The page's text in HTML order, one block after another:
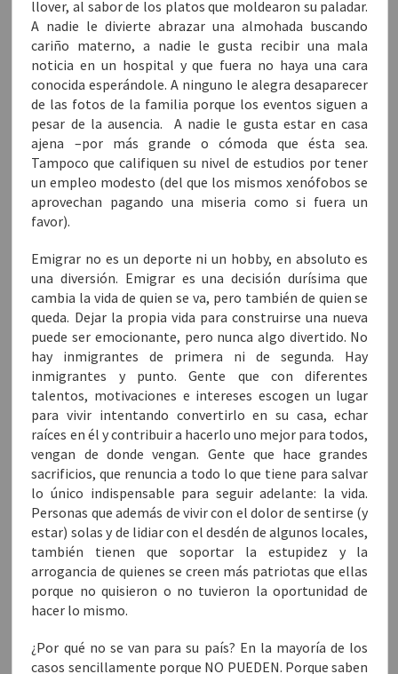
llover, al sabor de los platos que moldearon su paladar.
A nadie le divierte abrazar una almohada buscando
cariño materno, a nadie le gusta recibir una mala
noticia en un hospital y que fuera no haya una cara
conocida esperándole. A ninguno le alegra desaparecer
de las fotos de la familia porque los eventos siguen a
pesar de la ausencia. A nadie le gusta estar en casa
ajena –por más grande o cómoda que ésta sea.
Tampoco que califiquen su nivel de estudios por tener
un empleo modesto (del que los mismos xenófobos se
aprovechan pagando una miseria como si fuera un
favor).
Emigrar no es un deporte ni un hobby, en absoluto es
una diversión. Emigrar es una decisión durísima que
cambia la vida de quien se va, pero también de quien se
queda. Dejar la propia vida para construirse una nueva
puede ser emocionante, pero nunca algo divertido. No
hay inmigrantes de primera ni de segunda. Hay
inmigrantes y punto. Gente que con diferentes
talentos, motivaciones e intereses escogen un lugar
para vivir intentando convertirlo en su casa, echar
raíces en él y contribuir a hacerlo uno mejor para todos,
vengan de donde vengan. Gente que hace grandes
sacrificios, que renuncia a todo lo que tiene para salvar
lo único indispensable para seguir adelante: la vida.
Personas que además de vivir con el dolor de sentirse (y
estar) solas y de lidiar con el desdén de algunos locales,
también tienen que soportar la estupidez y la
arrogancia de quienes se creen más patriotas que ellas
porque no quisieron o no tuvieron la oportunidad de
hacer lo mismo.
¿Por qué no se van para su país? En la mayoría de los
casos sencillamente porque NO PUEDEN. Porque saben